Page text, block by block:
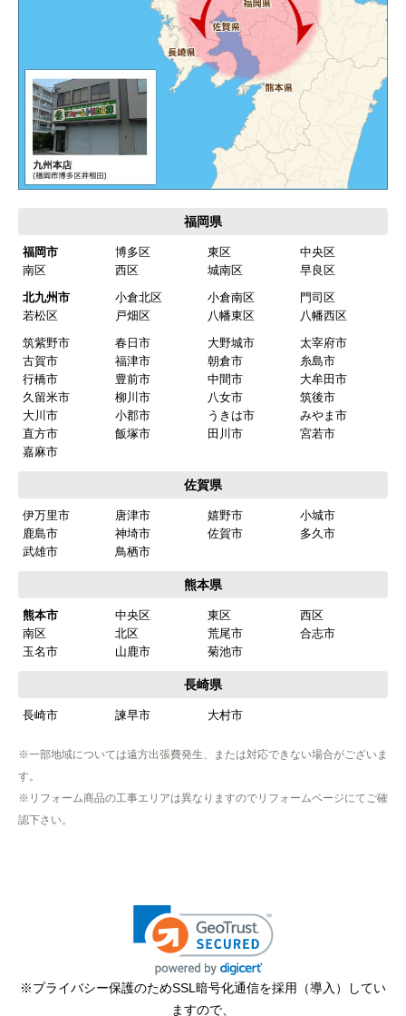
福岡県
福岡市 博多区 東区
中央区
南区
西区 城南区
早良区
北九州市
小倉北区 小倉南区
門司区
若松区
戸畑区 八幡東区
八幡西区
筑紫野市
春日市 大野城市
太宰府市
古賀市
福津市 朝倉市
糸島市
行橋市
豊前市 中間市
大牟田市
久留米市
柳川市 八女市
筑後市
大川市
小郡市 うきは市
みやま市
直方市
飯塚市 田川市
宮若市
嘉麻市
佐賀県
伊万里市 唐津市 嬉野市
小城市
鹿島市
神埼市 佐賀市
多久市
武雄市
鳥栖市
熊本県
熊本市 中央区 東区
西区
南区
北区 荒尾市
合志市
玉名市
山鹿市 菊池市
長崎県
長崎市 諫早市 大村市
※一部地域については遠方出張費発生、または対応できない場合がございま
す。
※リフォーム商品の工事エリアは異なりますのでリフォームページにてご確
認下さい。
※プライバシー保護のためSSL暗号化通信を採用（導入）してい
ますので、